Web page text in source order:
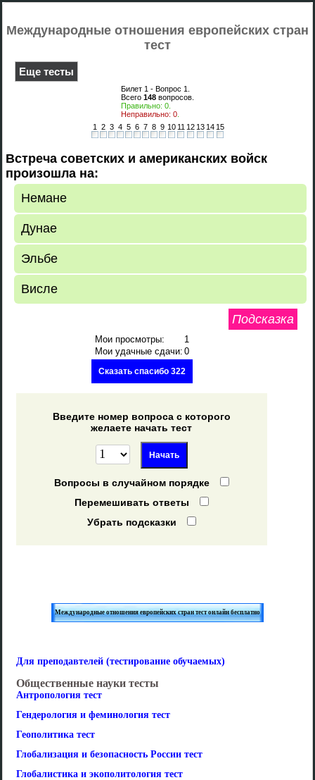
Международные отношения европейских стран
тест
Еще тесты
Билет 1 - Вопрос 1
Всего 148 вопросов.
Правильно: 0
Неправильно: 0
1
2 3 4 5 6 7 8 9 10 11 12 13 14 15
Встреча советских и американских войск
произошла на:
Немане
Дунае
Эльбе
Висле
Подсказка
Мои просмотры:
1
Мои удачные сдачи: 0
Сказать спасибо 322
Введите номер вопроса с которого
желаете начать тест
Вопросы в случайном порядке
Перемешивать ответы
Убрать подсказки
Международные отношения европейских стран тест онлайн бесплатно
Для преподавтелей (тестирование обучаемых)
Общественные науки тесты
Антропология тест
Гендерология и феминология тест
Геополитика тест
Глобализация и безопасность России тест
Глобалистика и экополитология тест